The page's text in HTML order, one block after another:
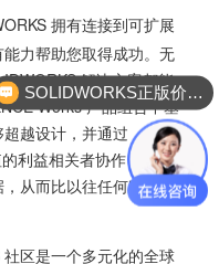
拥有连接到可扩展
力帮助您取得成功。无
解决方案都能
Works 产品组合中基
越设计，并通过
利益相关者协作，在那
从而比以往任何时候都
区是一个多元化的全球
SOLIDWORKS正版价格？